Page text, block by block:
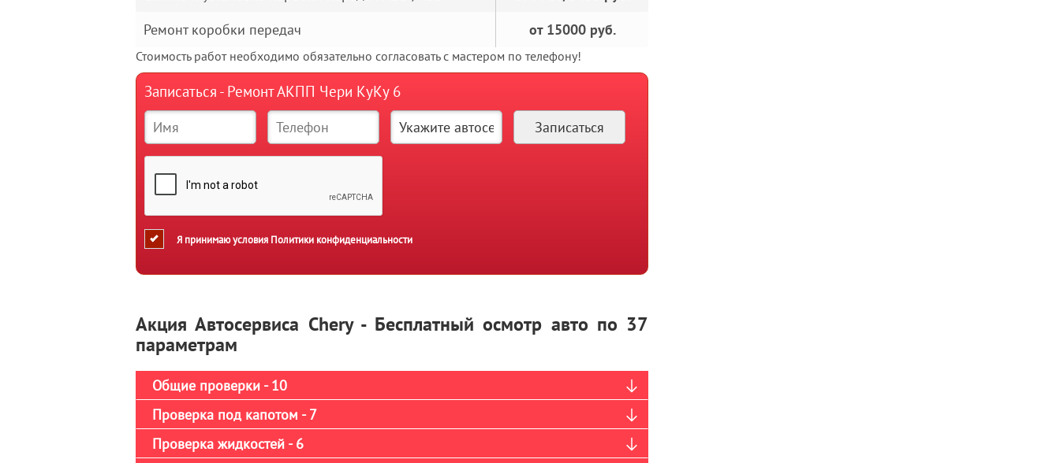
Ремонт коробки передач
от 15000 руб.
Стоимость работ необходимо обязательно согласовать с мастером по телефону!
Записаться - Ремонт АКПП Чери КуКу 6
Я принимаю условия Политики конфиденциальности
Акция Автосервиса Chery - Бесплатный осмотр авто по 37
параметрам
Общие проверки - 10
Проверка под капотом - 7
Проверка жидкостей - 6